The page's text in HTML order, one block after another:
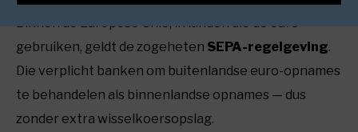
Binnen de Europese Unie, in landen die de euro
gebruiken, geldt de zogeheten SEPA-regelgeving.
Die verplicht banken om buitenlandse euro-opnames
te behandelen als binnenlandse opnames — dus
zonder extra wisselkoersopslag.